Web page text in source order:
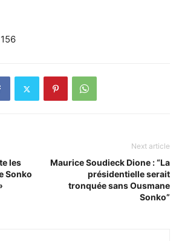
les
Sonko
Next article
Maurice Soudieck Dione : “La
présidentielle serait
tronquée sans Ousmane
Sonko”